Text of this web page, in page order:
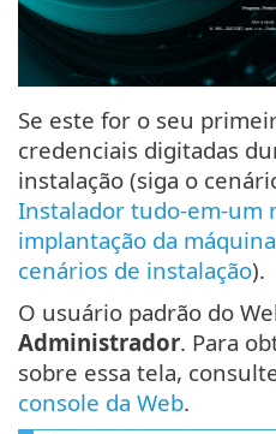
Se este for o seu
credenciais digitadas
instalação (siga o
Instalador tudo-em-um
implantação da
cenários de instalação).
O usuário padrão do
Administrador. Para
sobre essa tela,
console da Web.